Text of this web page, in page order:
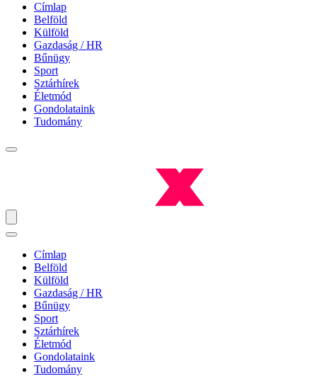
Címlap
Belföld
Külföld
Gazdaság / HR
Bűnügy
Sport
Sztárhírek
Életmód
Gondolataink
Tudomány
Címlap
Belföld
Külföld
Gazdaság / HR
Bűnügy
Sport
Sztárhírek
Életmód
Gondolataink
Tudomány